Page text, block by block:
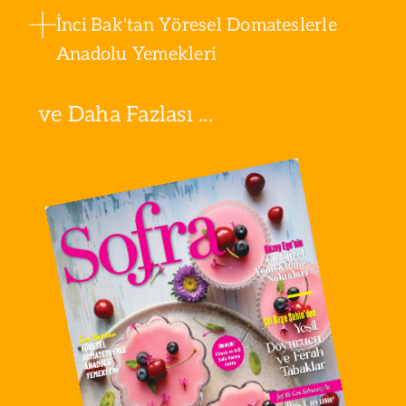
İnci Bak'tan Yöresel Domateslerle
Anadolu Yemekleri
ve Daha Fazlası ...